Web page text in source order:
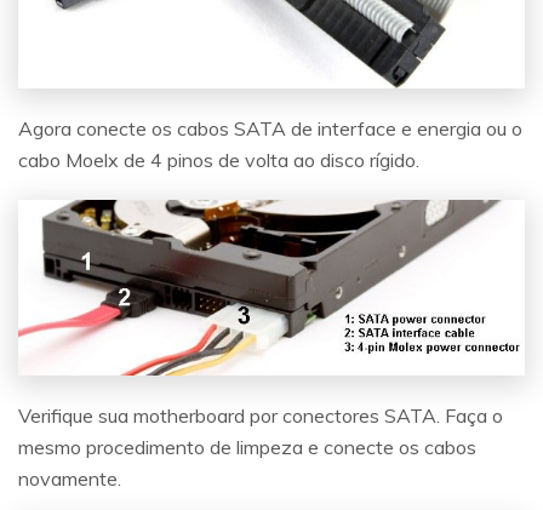
Agora conecte os cabos SATA de interface e energia ou o
cabo Moelx de 4 pinos de volta ao disco rígido.
Verifique sua motherboard por conectores SATA. Faça o
mesmo procedimento de limpeza e conecte os cabos
novamente.